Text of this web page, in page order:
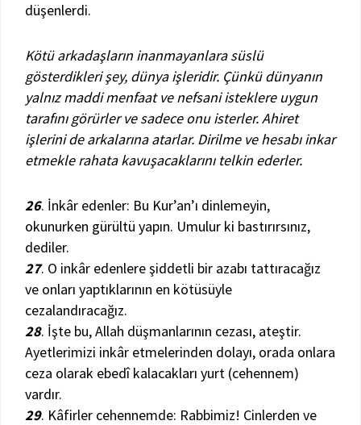
düşenlerdi.
Kötü arkadaşların inanmayanlara süslü
gösterdikleri şey, dünya işleridir. Çünkü dünyanın
yalnız maddi menfaat ve nefsani isteklere uygun
tarafını görürler ve sadece onu isterler. Ahiret
işlerini de arkalarına atarlar. Dirilme ve hesabı inkar
etmekle rahata kavuşacaklarını telkin ederler.
26. İnkâr edenler: Bu Kur’an’ı dinlemeyin,
okunurken gürültü yapın. Umulur ki bastırırsınız,
dediler.
27. O inkâr edenlere şiddetli bir azabı tattıracağız
ve onları yaptıklarının en kötüsüyle
cezalandıracağız.
28. İşte bu, Allah düşmanlarının cezası, ateştir.
Ayetlerimizi inkâr etmelerinden dolayı, orada onlara
ceza olarak ebedî kalacakları yurt (cehennem)
vardır.
29. Kâfirler cehennemde: Rabbimiz! Cinlerden ve